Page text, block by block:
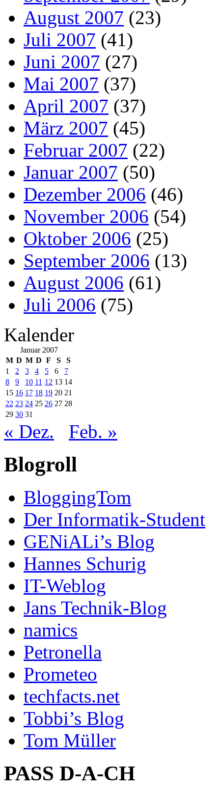
August 2007 (23)
Juli 2007 (41)
Juni 2007 (27)
Mai 2007 (37)
April 2007 (37)
März 2007 (45)
Februar 2007 (22)
Januar 2007 (50)
Dezember 2006 (46)
November 2006 (54)
Oktober 2006 (25)
September 2006 (13)
August 2006 (61)
Juli 2006 (75)
Kalender
Januar 2007
M D M D F S
S
1
2 3 4 5 6
7
8
9 10 11 12 13 14
15 16 17 18 19 20 21
22 23 24 25 26 27 28
29 30 31
« Dez. Feb. »
Blogroll
BloggingTom
Der Informatik-Student
GENiALi’s Blog
Hannes Schurig
IT-Weblog
Jans Technik-Blog
namics
Petronella
Prometeo
techfacts.net
Tobbi’s Blog
Tom Müller
PASS D-A-CH